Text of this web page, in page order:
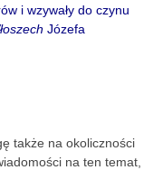
i wzywały do czynu
Józefa
także na okoliczności
na ten temat,